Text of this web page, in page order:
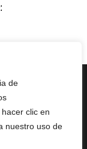
de
clic en
nuestro uso de